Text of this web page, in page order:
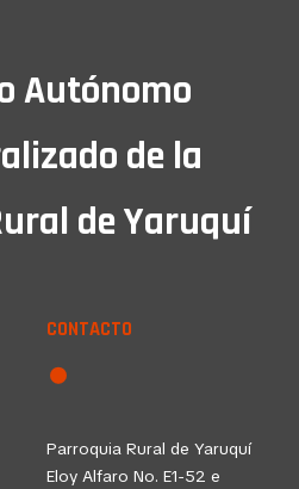
Autónomo
de la
de Yaruquí
CONTACTO
Parroquia Rural de Yaruquí
Eloy Alfaro No. E1-52 e